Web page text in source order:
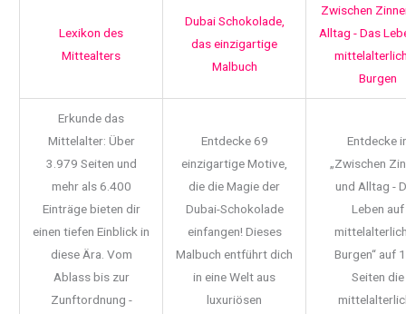
Lexikon des
Mittealters
Dubai Schokolade,
das einzigartige
Malbuch
Zwischen
Alltag - Das
Burgen
Erkunde das
Mittelalter: Über
3.979 Seiten und
mehr als 6.400
Einträge bieten dir
einen tiefen Einblick in
diese Ära. Vom
Ablass bis zur
Zunftordnung -
Entdecke 69
einzigartige Motive,
die die Magie der
Dubai-Schokolade
einfangen! Dieses
Malbuch entführt dich
in eine Welt aus
luxuriösen
Entdecke
„Zwischen
und Alltag -
Leben auf
Burgen“ auf
Seiten die